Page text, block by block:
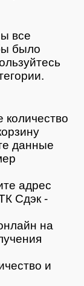
все
было
количество
данные
адрес
Сдэк -
на
и